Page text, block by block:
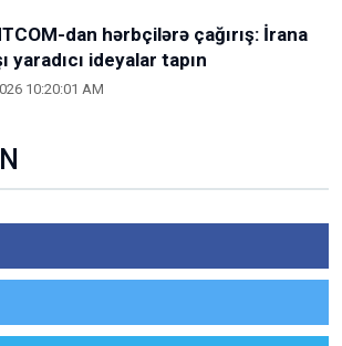
dan hərbçilərə çağırış: İrana
yaradıcı ideyalar tapın
10:20:01 AM